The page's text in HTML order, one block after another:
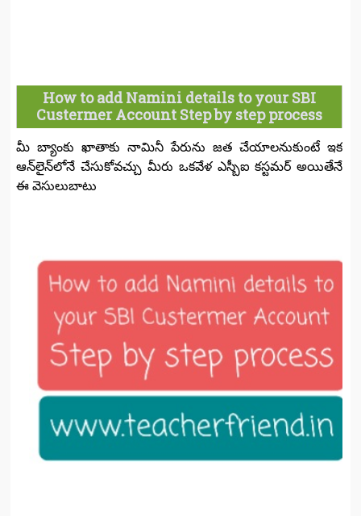
How to add Namini details to your SBI
Custermer Account Step by step process
మీ బ్యాంకు ఖాతాకు నామినీ పేరును జత చేయాలనుకుంటే ఇక
ఆన్‌లైన్‌లోనే చేసుకోవచ్చు మీరు ఒకవేళ ఎస్బీఐ కస్టమర్‌ అయితేనే
ఈ వెసులుబాటు